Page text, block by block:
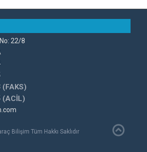
22/8
(FAKS)
(ACİL)
Bilişim Tüm Hakkı Saklıdır